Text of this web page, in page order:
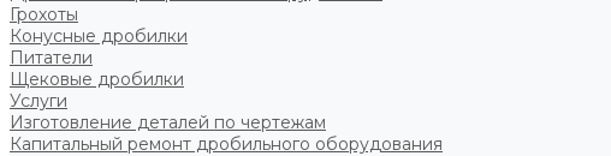
Грохоты
Конусные дробилки
Питатели
Щековые дробилки
Услуги
Изготовление деталей по чертежам
Капитальный ремонт дробильного оборудования